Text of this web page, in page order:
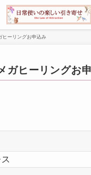
ヒーリングお申込み
ガヒーリングお